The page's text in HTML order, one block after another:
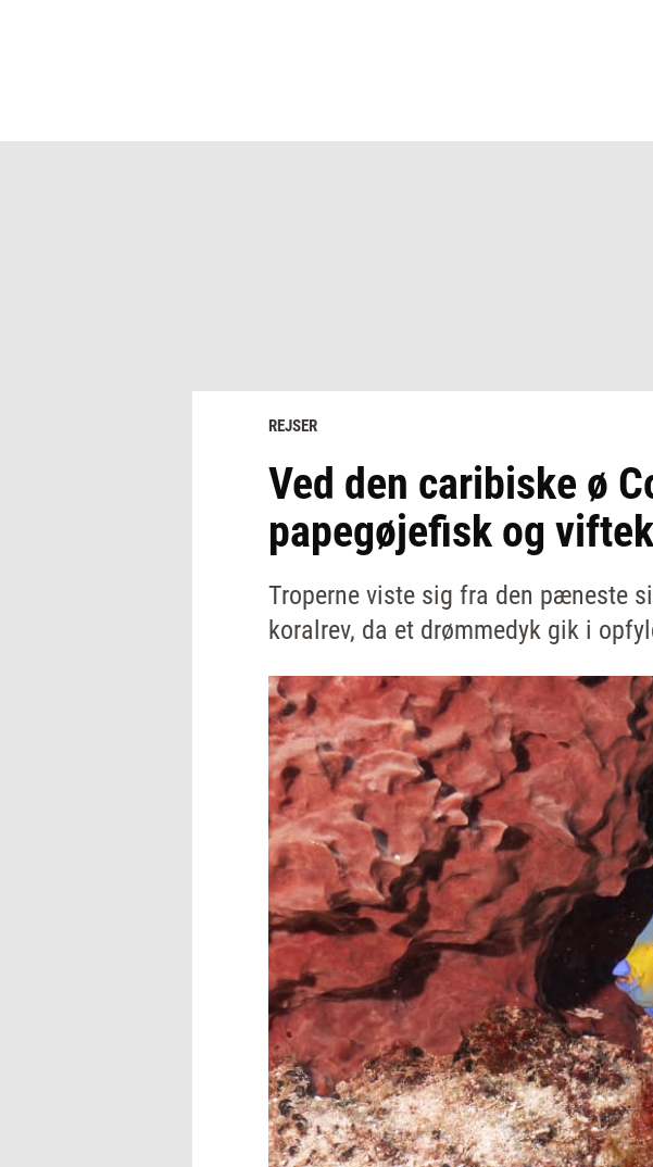
REJSER
Ved den caribiske ø
papegøjefisk og
Troperne viste sig fra den pæneste
koralrev, da et drømmedyk gik i